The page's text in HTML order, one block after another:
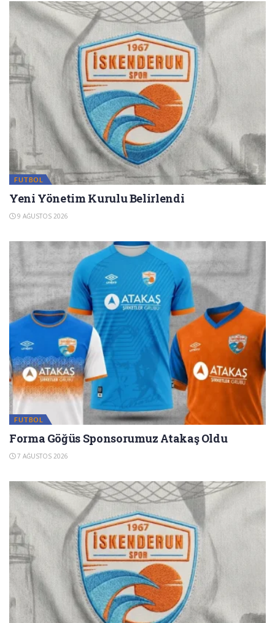
FUTBOL
Yeni Yönetim Kurulu Belirlendi
9 AĞUSTOS 2026
FUTBOL
Forma Göğüs Sponsorumuz Atakaş Oldu
7 AĞUSTOS 2026